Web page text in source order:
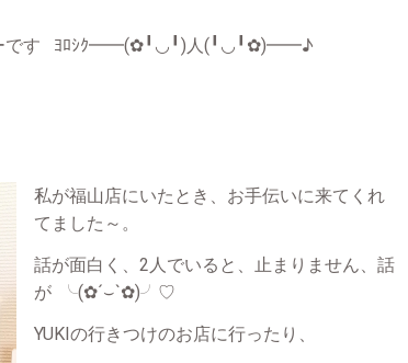
です ﾖﾛｼｸ━━(✿╹◡╹)人(╹◡╹✿)━━♪
私が福山店にいたとき、お手伝いに来てくれ
てました～。
話が面白く、2人でいると、止まりません、話
が ╰(✿´⌣`✿)╯♡
YUKIの行きつけのお店に行ったり、